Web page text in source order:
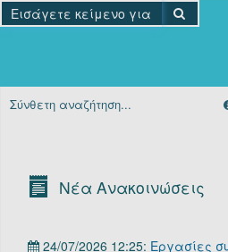
Αρχική
Σύνθετη αναζήτηση...
Νέα Ανακοινώσεις
24/07/2026 12:25: Εργασίες